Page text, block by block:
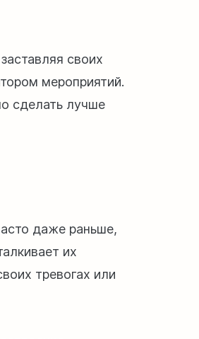
своих
мероприятий.
сделать лучше
даже раньше,
их
тревогах или